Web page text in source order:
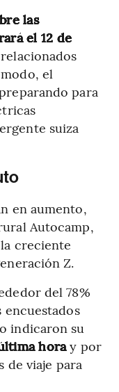
las
el 12 de
el
para
suiza
en aumento,
Autocamp,
creciente
Z.
del 78%
indicaron su
horay por
de viaje para